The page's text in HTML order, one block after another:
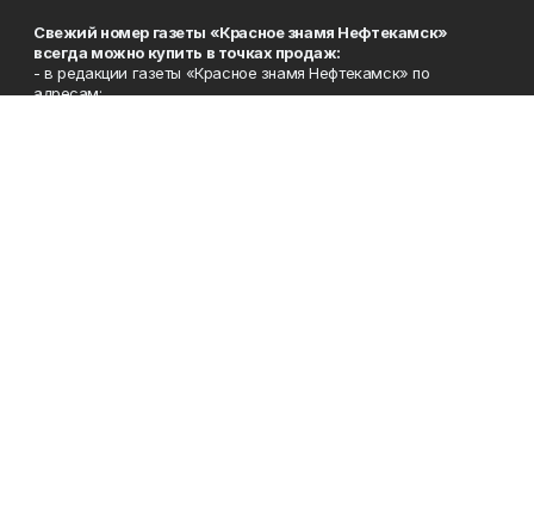
Свежий номер газеты «Красное знамя Нефтекамск»
всегда можно купить в точках продаж:
- в редакции газеты «Красное знамя Нефтекамск» по
адресам: